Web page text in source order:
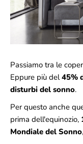
Passiamo tra le
Eppure più del45%
disturbi del sonno.
Per questo anche
prima dell'equinozio,
Mondiale del Sonno,